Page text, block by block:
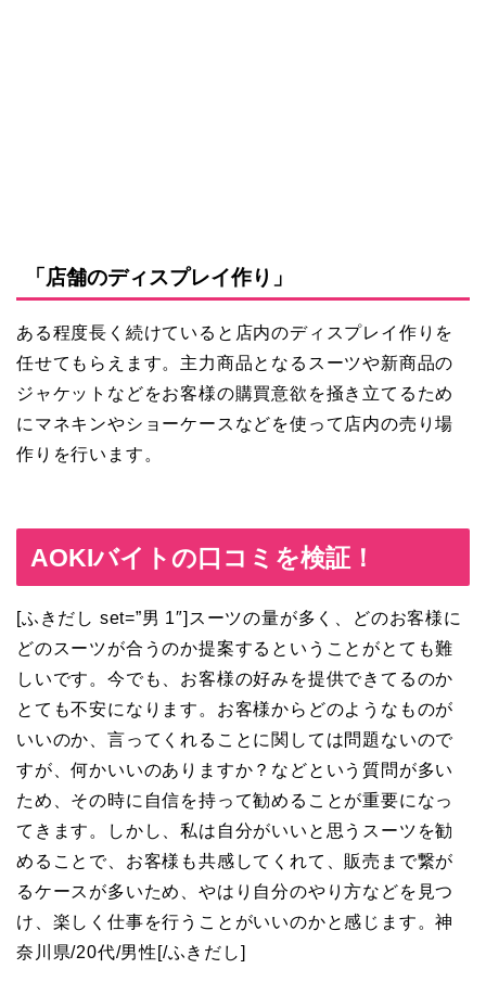
「店舗のディスプレイ作り」
ある程度長く続けていると店内のディスプレイ作りを
任せてもらえます。主力商品となるスーツや新商品の
ジャケットなどをお客様の購買意欲を掻き立てるため
にマネキンやショーケースなどを使って店内の売り場
作りを行います。
AOKIバイトの口コミを検証！
[ふきだし set=”男 1″] スーツの量が多く、どのお客様に
どのスーツが合うのか提案するということがとても難
しいです。今でも、お客様の好みを提供できてるのか
とても不安になります。お客様からどのようなものが
いいのか、言ってくれることに関しては問題ないので
すが、何かいいのありますか？などという質問が多い
ため、その時に自信を持って勧めることが重要になっ
てきます。しかし、私は自分がいいと思うスーツを勧
めることで、お客様も共感してくれて、販売まで繋が
るケースが多いため、やはり自分のやり方などを見つ
け、楽しく仕事を行うことがいいのかと感じます。神
奈川県/20代/男性 [/ふきだし]